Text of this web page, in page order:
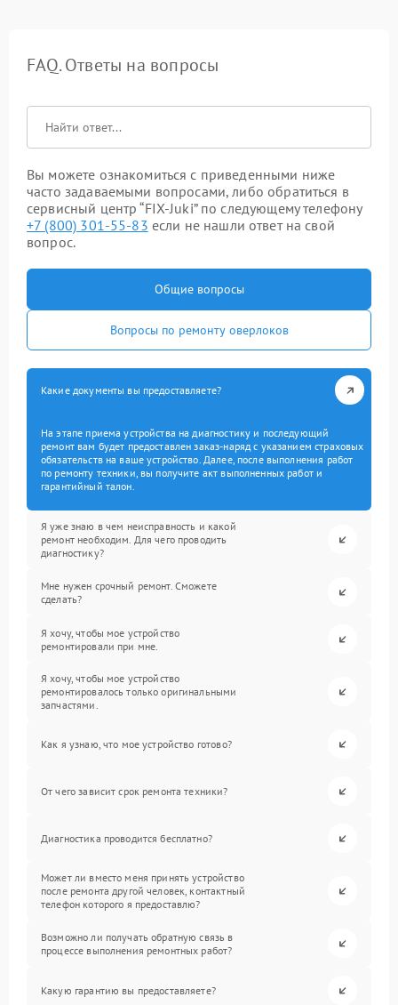
FAQ. Ответы на вопросы
Вы можете ознакомиться с приведенными ниже
часто задаваемыми вопросами, либо обратиться в
сервисный центр “FIX-Juki” по следующему телефону
+7 (800) 301-55-83 если не нашли ответ на свой
вопрос.
Общие вопросы
Вопросы по ремонту оверлоков
Какие документы вы предоставляете?
На этапе приема устройства на диагностику и последующий
ремонт вам будет предоставлен заказ-наряд с указанием страховых
обязательств на ваше устройство. Далее, после выполнения работ
по ремонту техники, вы получите акт выполненных работ и
гарантийный талон.
Я уже знаю в чем неисправность и какой
ремонт необходим. Для чего проводить
диагностику?
Мне нужен срочный ремонт. Сможете
сделать?
Я хочу, чтобы мое устройство
ремонтировали при мне.
Я хочу, чтобы мое устройство
ремонтировалось только оригинальными
запчастями.
Как я узнаю, что мое устройство готово?
От чего зависит срок ремонта техники?
Диагностика проводится бесплатно?
Может ли вместо меня принять устройство
после ремонта другой человек, контактный
телефон которого я предоставлю?
Возможно ли получать обратную связь в
процессе выполнения ремонтных работ?
Какую гарантию вы предоставляете?